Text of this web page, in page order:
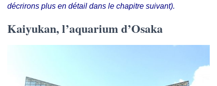
décrirons plus en détail dans le chapitre suivant).
Kaiyukan, l’aquarium d’Osaka